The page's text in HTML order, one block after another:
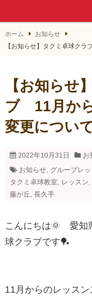
ホーム
お知らせ
【お知らせ】タクミ卓球ク
【お知らせ
ブ 11月か
変更につい
2022年10月31日
お
お知らせ グループレ
タクミ卓球教室
レッスン
藤が丘
長久手
こんにちは🌞 愛知
球クラブです🏓
11月からのレッス